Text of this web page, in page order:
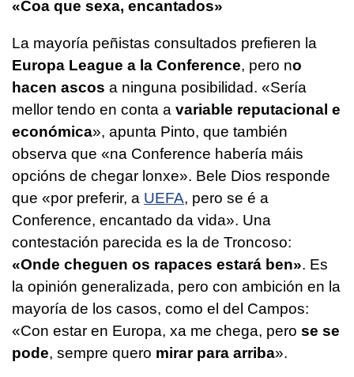
«Coa que sexa, encantados»
La mayoría peñistas consultados prefieren la
Europa League a la Conference, pero no
hacen ascos a ninguna posibilidad. «Sería
mellor tendo en conta a variable reputacional e
económica», apunta Pinto, que también
observa que «na Conference habería máis
opcións de chegar lonxe». Bele Dios responde
que «por preferir, a UEFA, pero se é a
Conference, encantado da vida». Una
contestación parecida es la de Troncoso:
«Onde cheguen os rapaces estará ben». Es
la opinión generalizada, pero con ambición en la
mayoría de los casos, como el del Campos:
«Con estar en Europa, xa me chega, pero se se
pode, sempre quero mirar para arriba».